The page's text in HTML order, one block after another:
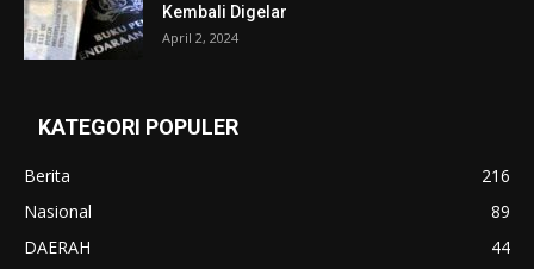
Kembali Digelar
April 2, 2024
KATEGORI POPULER
Berita
216
Nasional
89
DAERAH
44